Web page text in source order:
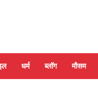
धर्म ब्लॉग मौसम